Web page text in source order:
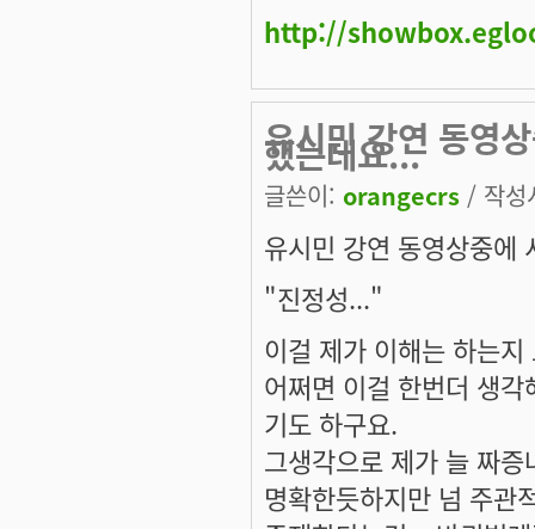
http://
유시민 강연 동영
했는데요...
글쓴이: orangecrs / 작
유시민 강연 동영상중에
"진정성..."
이걸 제가 이해는 하는
어쩌면 이걸 한번더 생
기도 하구요.
그생각으로 제가 늘 짜증
명확한듯하지만 넘 주관